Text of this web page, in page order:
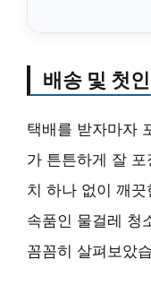
배송 및 첫
택배를 받자마자
가 튼튼하게 잘
치 하나 없이 깨
속품인 물걸레 청
꼼꼼히 살펴보았